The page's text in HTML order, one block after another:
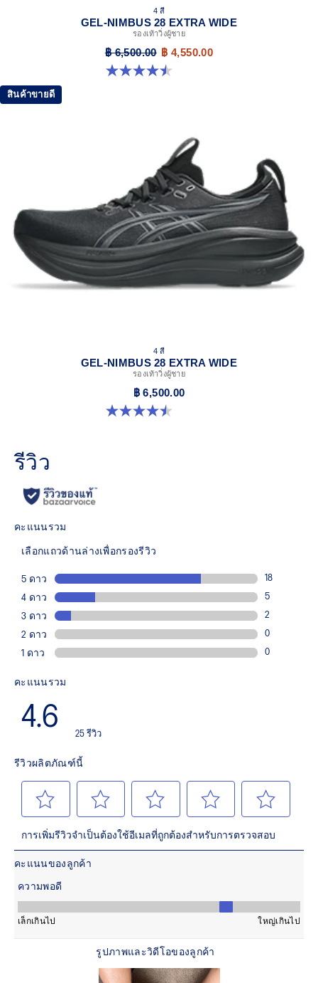
4 สี
GEL-NIMBUS 28 EXTRA WIDE
รองเท้าวิ่งผู้ชาย
฿ 6,500.00 ฿ 4,550.00
4.5 จาก 5 ดาว 29 รีวิว
สินค้าขายดี
4 สี
GEL-NIMBUS 28 EXTRA WIDE
รองเท้าวิ่งผู้ชาย
฿ 6,500.00
4.5 จาก 5 ดาว 29 รีวิว